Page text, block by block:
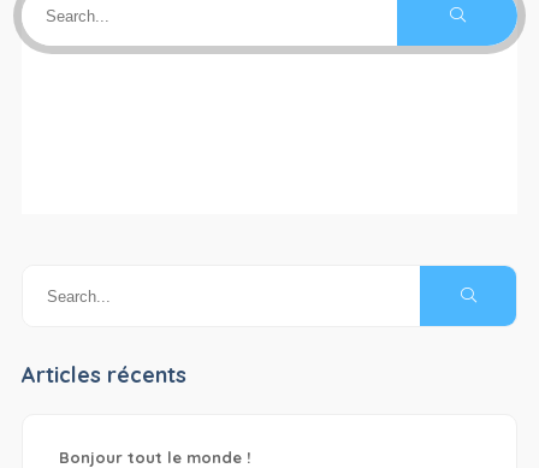
Articles récents
Bonjour tout le monde !